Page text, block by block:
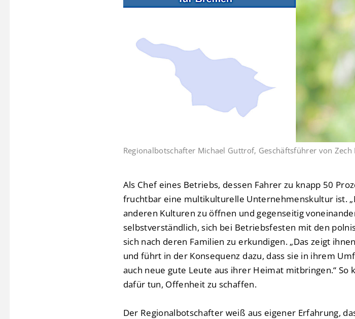
Regionalbotschafter Michael Guttrof, Geschäftsführer von Zech
Als Chef eines Betriebs, dessen Fahrer zu knapp 50
fruchtbar eine multikulturelle Unternehmenskultur ist.
anderen Kulturen zu öffnen und gegenseitig
selbstverständlich, sich bei Betriebsfesten mit den
sich nach deren Familien zu erkundigen. „Das zeigt
und führt in der Konsequenz dazu, dass sie in ihrem
auch neue gute Leute aus ihrer Heimat mitbringen.“
dafür tun, Offenheit zu schaffen.
Der Regionalbotschafter weiß aus eigener Erfahrung,